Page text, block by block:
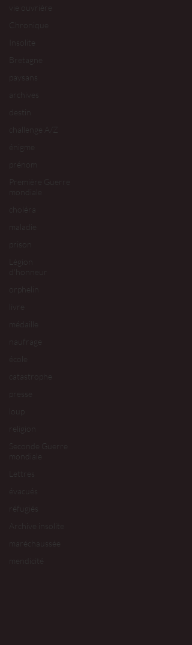
vie ouvrière
Chronique
Insolite
Bretagne
paysans
archives
destin
challenge A/Z
énigme
prénom
Première Guerre
mondiale
choléra
maladie
Légion
d'honneur
orphelin
livre
médaille
naufrage
école
catastrophe
presse
religion
Seconde Guerre
mondiale
Lettres
évacués
réfugiés
Archive insolite
maréchaussée
mendicité